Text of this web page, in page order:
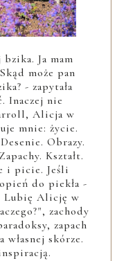
Ja mam
może pan
- zapytała
Inaczej nie
Alicja w
mnie: życie.
Obrazy.
Kształt.
i picie. Jeśli
do piekła -
Lubię Alicję w
zachody
zapach
własnej skórze.